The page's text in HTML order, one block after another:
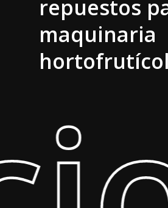
repuestos
maquinaria